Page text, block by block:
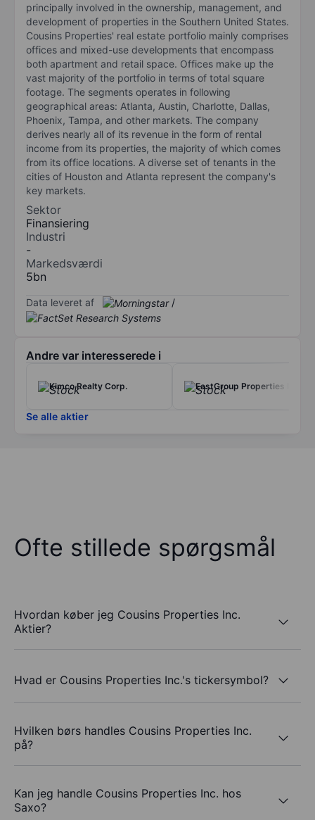
principally involved in the ownership, management, and
development of properties in the Southern United States.
Cousins Properties' real estate portfolio mainly comprises
offices and mixed-use developments that encompass
both apartment and retail space. Offices make up the
vast majority of the portfolio in terms of total square
footage. The segments operates in following
geographical areas: Atlanta, Austin, Charlotte, Dallas,
Phoenix, Tampa, and other markets. The company
derives nearly all of its revenue in the form of rental
income from its properties, the majority of which comes
from its office locations. A diverse set of tenants in the
cities of Houston and Atlanta represent the company's
key markets.
Sektor
Finansiering
Industri
-
Markedsværdi
5bn
Data leveret af /
Andre var interesserede i
Kimco Realty Corp. EastGroup Properties Inc.
Se alle aktier
Ofte stillede spørgsmål
Hvordan køber jeg Cousins Properties Inc.
Aktier?
Hvad er Cousins Properties Inc.'s tickersymbol?
Hvilken børs handles Cousins Properties Inc.
på?
Kan jeg handle Cousins Properties Inc. hos
Saxo?